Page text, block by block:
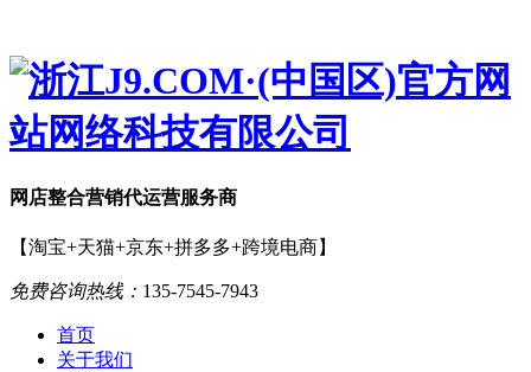
网店整合营销代运营服务商
【淘宝+天猫+京东+拼多多+跨境电商】
免费咨询热线： 135-7545-7943
首页
关于我们